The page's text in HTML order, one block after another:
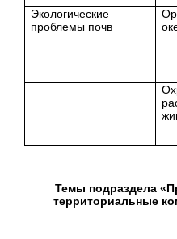
Экологические
проблемы почв
Темы подраздела
территориальные